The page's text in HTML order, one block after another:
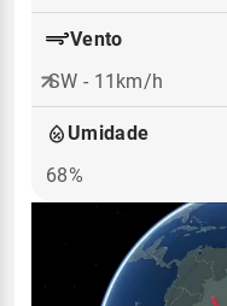
Vento
SW - 11km/h
Umidade
68%